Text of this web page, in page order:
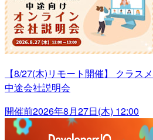
【8/27(木)リモート開催】 クラス
中途会社説明会
開催前2026年8月27日(木) 12:00